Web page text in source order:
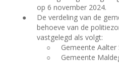
op 6 november 2024.
●
De verdeling van de
behoeve van de
vastgelegd als volgt:
○
Gemeente Aalter
○
Gemeente